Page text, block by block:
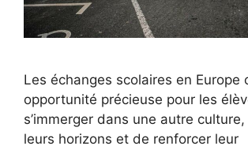
Les échanges scolaires en Europe
opportunité précieuse pour les
s’immerger dans une autre culture,
leurs horizons et de renforcer leur